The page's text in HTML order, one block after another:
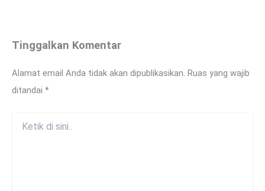
Tinggalkan Komentar
Alamat email Anda tidak akan dipublikasikan. Ruas yang wajib
ditandai *